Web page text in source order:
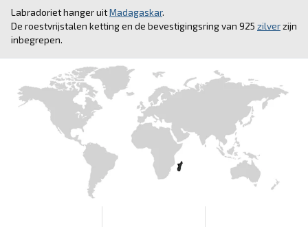
Labradoriet hanger uitMadagaskar.
De roestvrijstalen ketting en de bevestigingsring van 925 zilverzijn
inbegrepen.